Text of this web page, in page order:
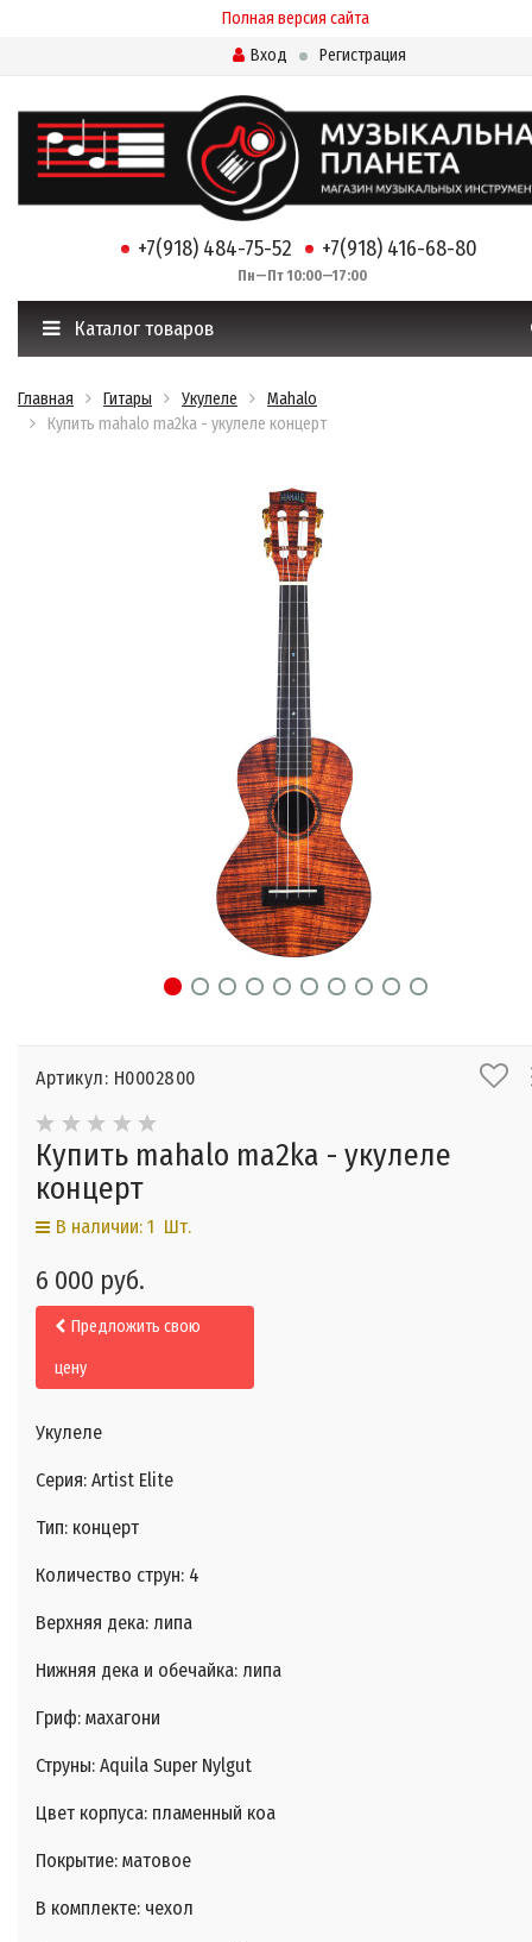
Полная версия сайта
Вход
Регистрация
+7(918) 484-75-52 +7(918) 416-68-80
Пн—Пт 10:00—17:00
Каталог товаров
Главная Гитары Укулеле
Mahalo
Купить mahalo ma2ka - укулеле концерт
Артикул: Н0002800
Купить mahalo ma2ka - укулеле
концерт
В наличии: 1 Шт.
6 000 руб.
Предложить свою
цену
Укулеле
Серия: Artist Elite
Тип: концерт
Количество струн: 4
Верхняя дека: липа
Нижняя дека и обечайка: липа
Гриф: махагони
Струны: Aquila Super Nylgut
Цвет корпуса: пламенный коа
Покрытие: матовое
В комплекте: чехол